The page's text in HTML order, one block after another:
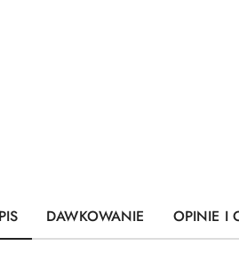
DAWKOWANIE OPINIE I